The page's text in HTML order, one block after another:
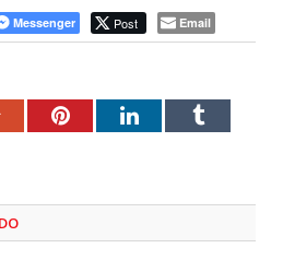
Messenger Post Email
Google+PinterestLinkedInTumblr